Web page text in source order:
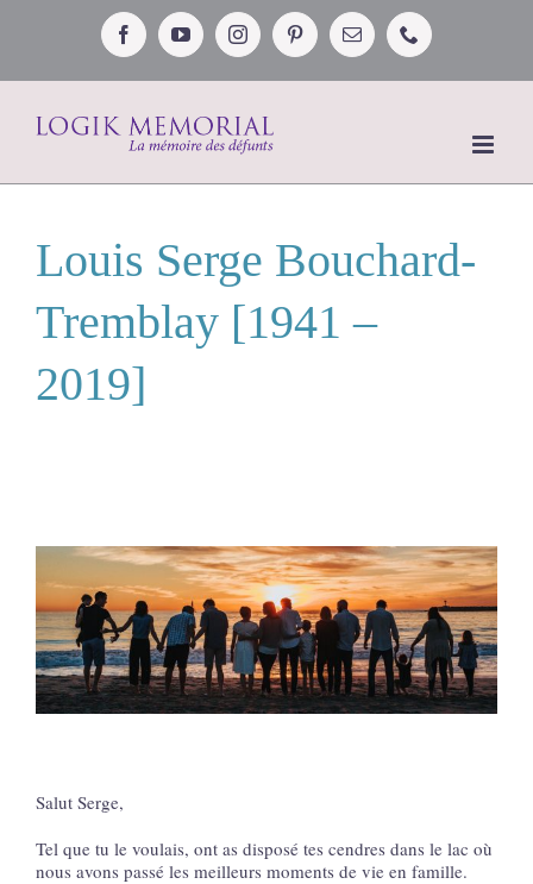
FacebookYouTubeInstagramPinterestEmail Téléphone
Louis Serge Bouchard-
Tremblay [1941 –
2019]
Salut Serge,
Tel que tu le voulais, ont as disposé tes cendres dans le lac où
nous avons passé les meilleurs moments de vie en famille.